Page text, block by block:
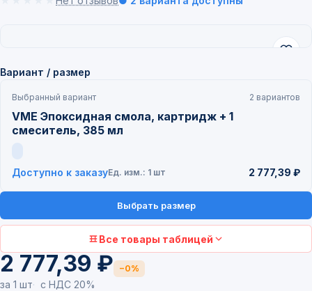
Вариант / размер
Выбранный вариант 2 вариантов
VME Эпоксидная смола, картридж + 1
смеситель, 385 мл
Доступно к заказуЕд. изм.: 1 шт 2 777,39 ₽
Выбрать размер
Все товары таблицей
2 777,39 ₽ −0%
за 1 шт с НДС 20%